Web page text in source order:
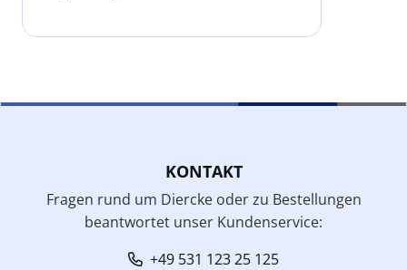
KONTAKT
Fragen rund um Diercke oder zu Bestellungen
beantwortet unser Kundenservice:
+49 531 123 25 125